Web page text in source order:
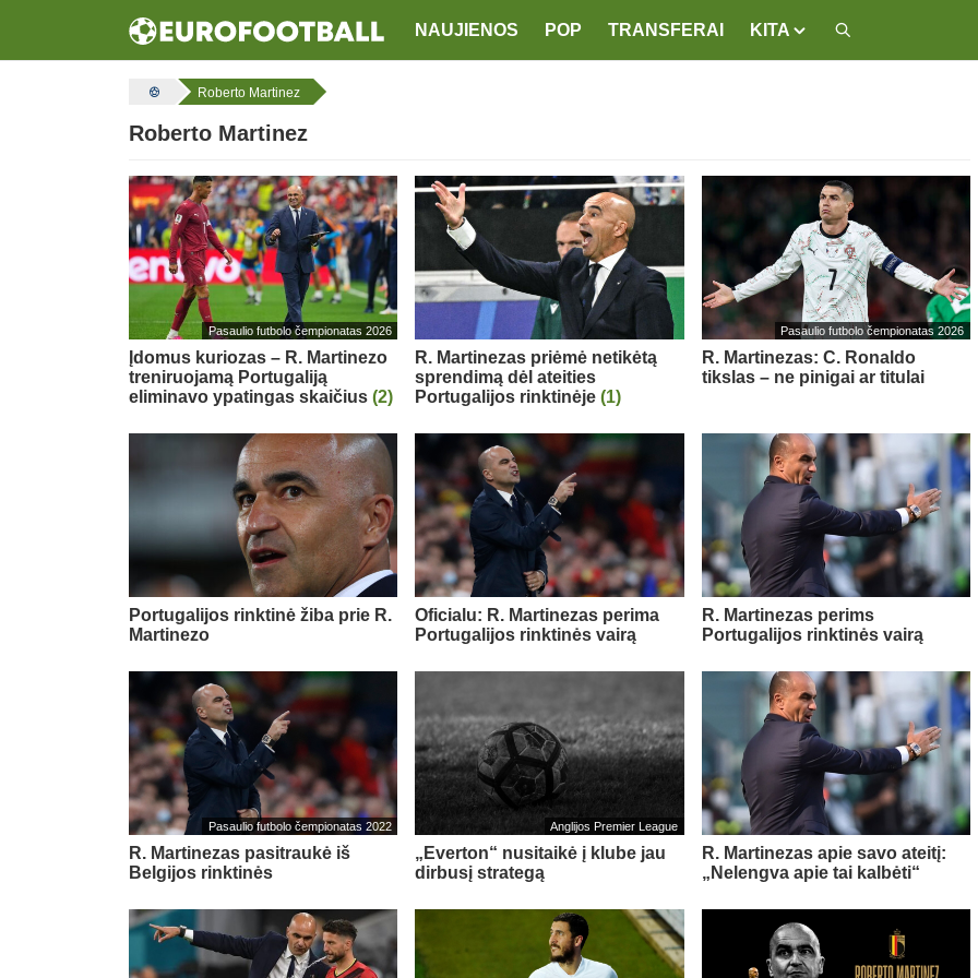
NAUJIENOS POP TRANSFERAI KITA
Roberto Martinez
Roberto Martinez
Pasaulio futbolo čempionatas 2026
Įdomus kuriozas – R. Martinezo
treniruojamą Portugaliją
eliminavo ypatingas skaičius (2)
R. Martinezas priėmė netikėtą
sprendimą dėl ateities
Portugalijos rinktinėje(1)
Pasaulio futbolo čempionatas 2026
R. Martinezas: C. Ronaldo
tikslas – ne pinigai ar titulai
Portugalijos rinktinė žiba prie R.
Martinezo
Oficialu: R. Martinezas perima
Portugalijos rinktinės vairą
R. Martinezas perims
Portugalijos rinktinės vairą
Pasaulio futbolo čempionatas 2022
R. Martinezas pasitraukė iš
Belgijos rinktinės
Anglijos Premier League
„Everton“ nusitaikė į klube jau
dirbusį strategą
R. Martinezas apie savo ateitį:
„Nelengva apie tai kalbėti“